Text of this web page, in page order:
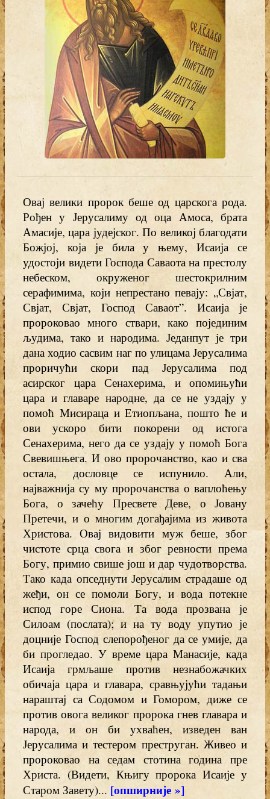
Овај велики пророк беше од царскога рода.
Рођен у Јерусалиму од оца Амоса, брата
Амасије, цара јудејског. По великој благодати
Божјој, која је била у њему, Исаија се
удостоји видети Господа Саваота на престолу
небеском, окруженог шестокрилним
серафимима, који непрестано певају: „Свјат,
Свјат, Свјат, Господ Саваот”. Исаија је
пророковао много ствари, како појединим
људима, тако и народима. Једанпут је три
дана ходио сасвим наг по улицама Јерусалима
проричући скори пад Јерусалима под
асирског цара Сенахерима, и опомињући
цара и главаре народне, да се не уздају у
помоћ Мисираца и Етиопљана, пошто ће и
ови ускоро бити покорени од истога
Сенахерима, него да се уздају у помоћ Бога
Свевишњега. И ово пророчанство, као и сва
остала, дословце се испунило. Али,
најважнија су му пророчанства о ваплоћењу
Бога, о зачећу Пресвете Деве, о Јовану
Претечи, и о многим догађајима из живота
Христова. Овај видовити муж беше, због
чистоте срца свога и због ревности према
Богу, примио свише још и дар чудотворства.
Тако када опседнути Јерусалим страдаше од
жеђи, он се помоли Богу, и вода потекне
испод горе Сиона. Та вода прозвана је
Силоам (послата); и на ту воду упутио је
доцније Господ слепорођеног да се умије, да
би прогледао. У време цара Манасије, када
Исаија грмљаше против незнабожачких
обичаја цара и главара, сравњујући тадањи
нараштај са Содомом и Гомором, диже се
против овога великог пророка гнев главара и
народа, и он би ухваћен, изведен ван
Јерусалима и тестером преструган. Живео и
пророковао на седам стотина година пре
Христа. (Видети, Књигу пророка Исаије у
Старом Завету)... [опширније »]